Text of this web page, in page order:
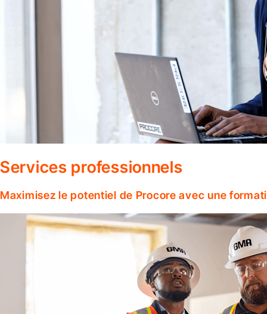
Services professionnels
Maximisez le potentiel de Procore avec une